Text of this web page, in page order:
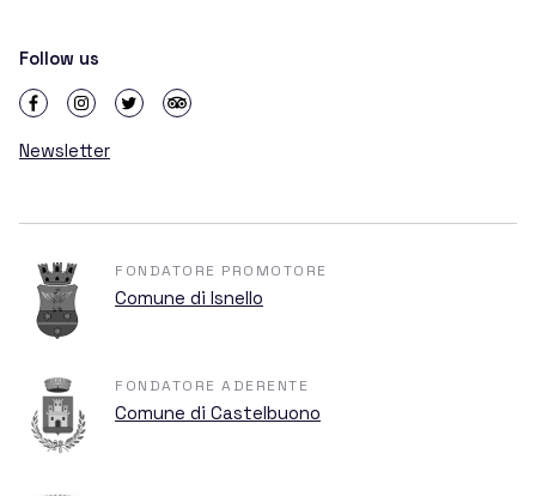
The Mission
All for GAL
Hassin
Follow us
Newsletter
FONDATORE PROMOTORE
Comune di Isnello
FONDATORE ADERENTE
Comune di Castelbuono